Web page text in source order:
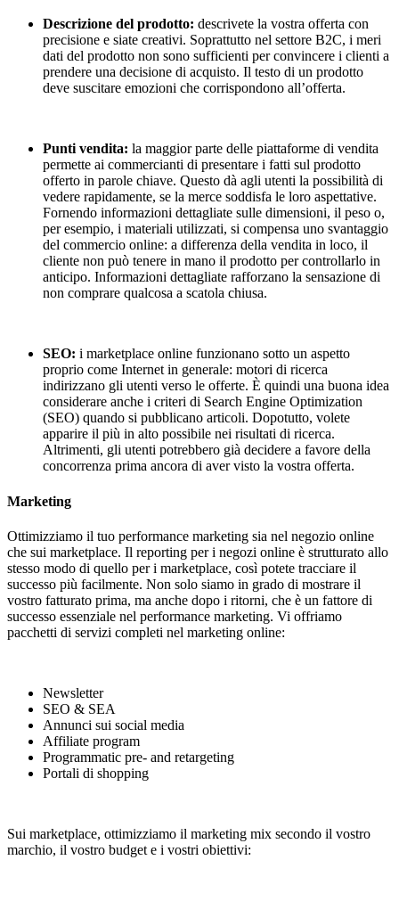
Descrizione del prodotto: descrivete la vostra offerta con
precisione e siate creativi. Soprattutto nel settore B2C, i meri
dati del prodotto non sono sufficienti per convincere i clienti a
prendere una decisione di acquisto. Il testo di un prodotto
deve suscitare emozioni che corrispondono all’offerta.
Punti vendita: la maggior parte delle piattaforme di vendita
permette ai commercianti di presentare i fatti sul prodotto
offerto in parole chiave. Questo dà agli utenti la possibilità di
vedere rapidamente, se la merce soddisfa le loro aspettative.
Fornendo informazioni dettagliate sulle dimensioni, il peso o,
per esempio, i materiali utilizzati, si compensa uno svantaggio
del commercio online: a differenza della vendita in loco, il
cliente non può tenere in mano il prodotto per controllarlo in
anticipo. Informazioni dettagliate rafforzano la sensazione di
non comprare qualcosa a scatola chiusa.
SEO: i marketplace online funzionano sotto un aspetto
proprio come Internet in generale: motori di ricerca
indirizzano gli utenti verso le offerte. È quindi una buona idea
considerare anche i criteri di Search Engine Optimization
(SEO) quando si pubblicano articoli. Dopotutto, volete
apparire il più in alto possibile nei risultati di ricerca.
Altrimenti, gli utenti potrebbero già decidere a favore della
concorrenza prima ancora di aver visto la vostra offerta.
Marketing
Ottimizziamo il tuo performance marketing sia nel negozio online
che sui marketplace. Il reporting per i negozi online è strutturato allo
stesso modo di quello per i marketplace, così potete tracciare il
successo più facilmente. Non solo siamo in grado di mostrare il
vostro fatturato prima, ma anche dopo i ritorni, che è un fattore di
successo essenziale nel performance marketing. Vi offriamo
pacchetti di servizi completi nel marketing online:
Newsletter
SEO & SEA
Annunci sui social media
Affiliate program
Programmatic pre- and retargeting
Portali di shopping
Sui marketplace, ottimizziamo il marketing mix secondo il vostro
marchio, il vostro budget e i vostri obiettivi: